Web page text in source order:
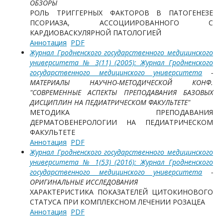
ОБЗОРЫ
РОЛЬ ТРИГГЕРНЫХ ФАКТОРОВ В ПАТОГЕНЕЗЕ
ПСОРИАЗА, АССОЦИИРОВАННОГО С
КАРДИОВАСКУЛЯРНОЙ ПАТОЛОГИЕЙ
Аннотация PDF
Журнал Гродненского государственного медицинского
университета № 3(11) (2005): Журнал Гродненского
государственного медицинского университета -
МАТЕРИАЛЫ НАУЧНО-МЕТОДИЧЕСКОЙ КОНФ.
"СОВРЕМЕННЫЕ АСПЕКТЫ ПРЕПОДАВАНИЯ БАЗОВЫХ
ДИСЦИПЛИН НА ПЕДИАТРИЧЕСКОМ ФАКУЛЬТЕТЕ"
МЕТОДИКА ПРЕПОДАВАНИЯ
ДЕРМАТОВЕНЕРОЛОГИИ НА ПЕДИАТРИЧЕСКОМ
ФАКУЛЬТЕТЕ
Аннотация PDF
Журнал Гродненского государственного медицинского
университета № 1(53) (2016): Журнал Гродненского
государственного медицинского университета -
ОРИГИНАЛЬНЫЕ ИССЛЕДОВАНИЯ
ХАРАКТЕРИСТИКА ПОКАЗАТЕЛЕЙ ЦИТОКИНОВОГО
СТАТУСА ПРИ КОМПЛЕКСНОМ ЛЕЧЕНИИ РОЗАЦЕА
Аннотация PDF